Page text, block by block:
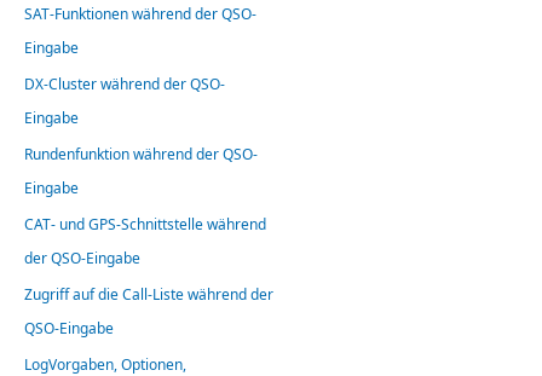
SAT-Funktionen während der QSO-
Eingabe
DX-Cluster während der QSO-
Eingabe
Rundenfunktion während der QSO-
Eingabe
CAT- und GPS-Schnittstelle während
der QSO-Eingabe
Zugriff auf die Call-Liste während der
QSO-Eingabe
LogVorgaben, Optionen,